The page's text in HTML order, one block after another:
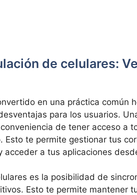
de celulares:
en una práctica común
para los usuarios.
de tener acceso a
te permite gestionar tus
acceder a tus aplicaciones
es la posibilidad de
Esto te permite mantener